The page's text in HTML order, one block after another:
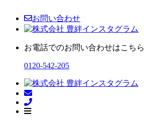
お問い合わせ
お電話でのお問い合わせはこちら
0120-542-205